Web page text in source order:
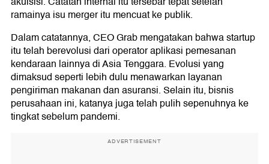
ramainya isu merger itu mencuat ke publik.
Dalam catatannya, CEO Grab mengatakan bahwa startup
itu telah berevolusi dari operator aplikasi pemesanan
kendaraan lainnya di Asia Tenggara. Evolusi yang
dimaksud seperti lebih dulu menawarkan layanan
pengiriman makanan dan asuransi. Selain itu, bisnis
perusahaan ini, katanya juga telah pulih sepenuhnya ke
tingkat sebelum pandemi.
ADVERTISEMENT